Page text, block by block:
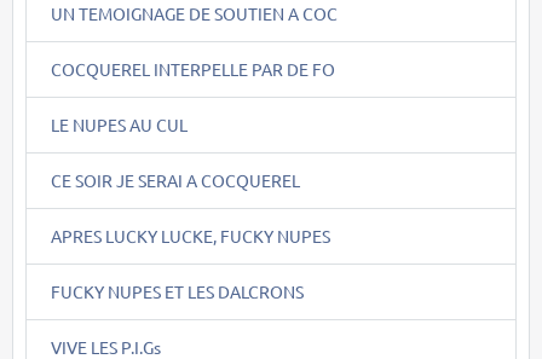
UN TEMOIGNAGE DE SOUTIEN A COC
COCQUEREL INTERPELLE PAR DE FO
LE NUPES AU CUL
CE SOIR JE SERAI A COCQUEREL
APRES LUCKY LUCKE, FUCKY NUPES
FUCKY NUPES ET LES DALCRONS
VIVE LES P.I.Gs